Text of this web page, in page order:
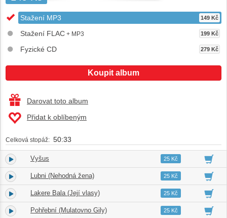
Stažení MP3 149 Kč
Stažení FLAC + MP3 199 Kč
Fyzické CD 279 Kč
Koupit album
Darovat toto album
Přidat k oblíbeným
Celková stopáž: 50:33
1. Vyšus 05:3925 Kč
2. Lubni (Nehodná žena) 04:1725 Kč
3. Lakere Bala (Její vlasy) 04:0225 Kč
4. Pohřební (Mulatovno Gily) 04:5825 Kč